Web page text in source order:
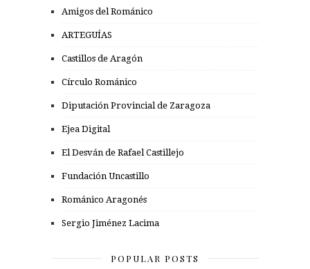
Amigos del Románico
ARTEGUÍAS
Castillos de Aragón
Círculo Románico
Diputación Provincial de Zaragoza
Ejea Digital
El Desván de Rafael Castillejo
Fundación Uncastillo
Románico Aragonés
Sergio Jiménez Lacima
POPULAR POSTS